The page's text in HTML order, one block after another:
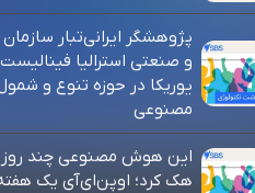
پژوهشگر ایرانی‌تبار
و صنعتی استرالیا
یوریکا در حوزه تنوع و
مصنوعی
این هوش مصنوعی چند
هک کرد؛ اوپن‌ای‌آی یک